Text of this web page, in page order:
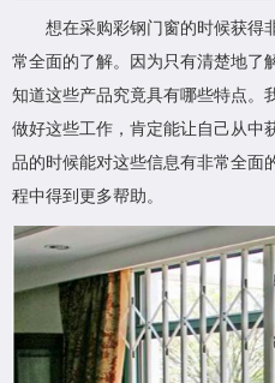
想在采购彩钢门窗的时候获得
常全面的了解。因为只有清楚地了
知道这些产品究竟具有哪些特点。
做好这些工作，肯定能让自己从中
品的时候能对这些信息有非常全面
程中得到更多帮助。